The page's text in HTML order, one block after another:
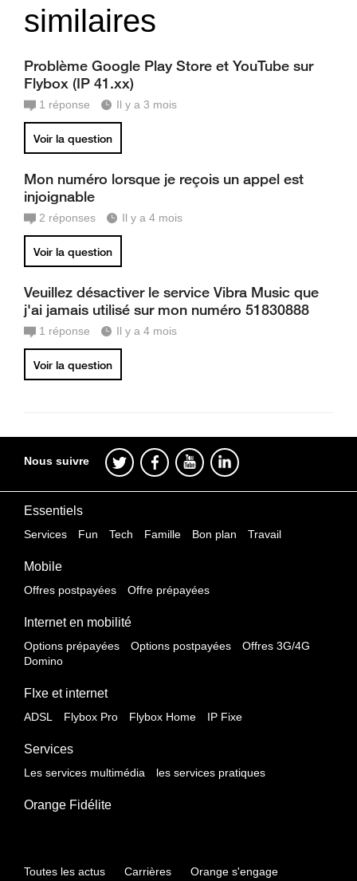
similaires
Problème Google Play Store et YouTube sur
Flybox (IP 41.xx)
1 réponse Il y a 3 mois
Voir la question
Mon numéro lorsque je reçois un appel est
injoignable
2 réponses Il y a 4 mois
Voir la question
Veuillez désactiver le service Vibra Music que
j'ai jamais utilisé sur mon numéro 51830888
1 réponse Il y a 4 mois
Voir la question
Nous suivre
Essentiels
Services Fun Tech Famille Bon plan Travail
Mobile
Offres postpayées Offre prépayées
Internet en mobilité
Options prépayées Options postpayées
Offres 3G/4G
Domino
FIxe et internet
ADSL Flybox Pro Flybox Home IP Fixe
Services
Les services multimédia les services pratiques
Orange Fidélite
Toutes les actus Carrières
Orange s'engage